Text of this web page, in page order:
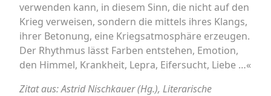
verwenden kann, in diesem Sinn, die nicht auf den
Krieg verweisen, sondern die mittels ihres Klangs,
ihrer Betonung, eine Kriegsatmosphäre erzeugen.
Der Rhythmus lässt Farben entstehen, Emotion,
den Himmel, Krankheit, Lepra, Eifersucht, Liebe …«
Zitat aus: Astrid Nischkauer (Hg.), Literarische